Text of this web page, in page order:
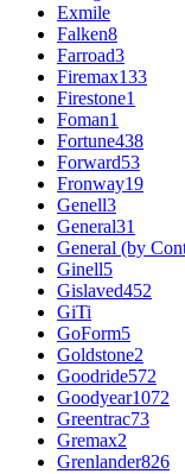
Exmile
Falken8
Farroad3
Firemax133
Firestone1
Foman1
Fortune438
Forward53
Fronway19
Genell3
General31
General (by
Ginell5
Gislaved452
GiTi
GoForm5
Goldstone2
Goodride572
Goodyear1072
Greentrac73
Gremax2
Grenlander826